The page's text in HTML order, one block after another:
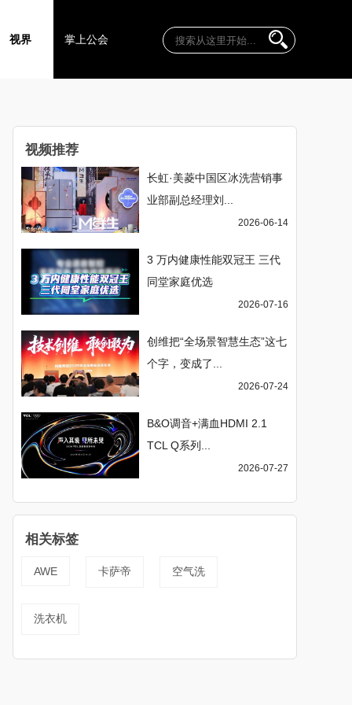
视界 掌上公会
视频推荐
长虹·美菱中国区冰洗营销事
业部副总经理刘...
2026-06-14
3 万内健康性能双冠王 三代
同堂家庭优选
2026-07-16
创维把“全场景智慧生态”这七
个字，变成了...
2026-07-24
B&O调音+满血HDMI 2.1
TCL Q系列...
2026-07-27
相关标签
AWE 卡萨帝 空气洗
洗衣机